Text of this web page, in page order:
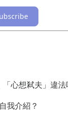
「心想弒夫」違法
我介紹？